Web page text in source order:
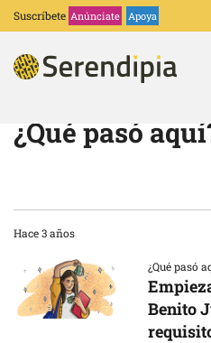
Suscríbete Anúnciate Apoya
¿Qué pasó
Hace 3 años
¿Qué pasó
Benito